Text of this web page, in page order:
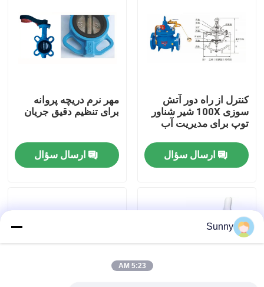
ویدیو
درباره ما
تور کارخانه
کنترل کیفیت
با ما تماس بگیرید
درخواست نقل قول
خدمات حمل و نقل بین المللی
کنترل از راه دور آتش
سوزی 100X شیر شناور
توپ برای مدیریت آب
ارسال سؤال
مهر نرم دریچه پروانه
برای تنظیم دقیق جریان
ارسال سؤال
Sunny
5:23 AM